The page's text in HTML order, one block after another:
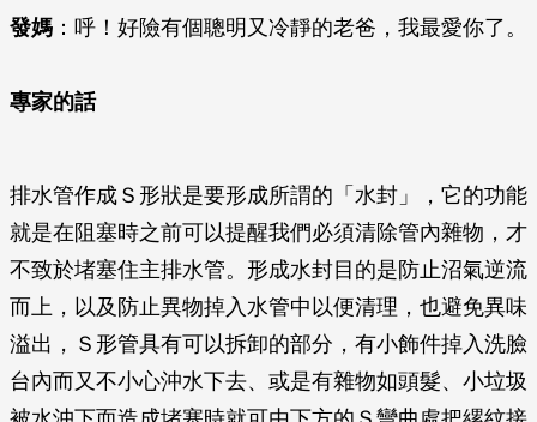
發媽 ：呼！好險有個聰明又冷靜的老爸，我最愛你了。
專家的話
排水管作成Ｓ形狀是要形成所謂的「水封」，它的功能
就是在阻塞時之前可以提醒我們必須清除管內雜物，才
不致於堵塞住主排水管。形成水封目的是防止沼氣逆流
而上，以及防止異物掉入水管中以便清理，也避免異味
溢出，Ｓ形管具有可以拆卸的部分，有小飾件掉入洗臉
台內而又不小心沖水下去、或是有雜物如頭髮、小垃圾